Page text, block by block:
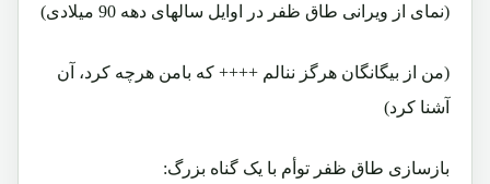
(نمای از ویرانی طاق ظفر در اوایل سالهای دهه 90 میلادی)
(من از بیگانگان هرگز ننالم ++++ که بامن هرچه کرد، آن
آشنا کرد)
بازسازی طاق ظفر توأم با یک گناه بزرگ: